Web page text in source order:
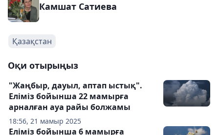
Камшат Сатиева
Қазақстан
Оқи отырыңыз
18:56, 21 мамыр 2025
"Жаңбыр, дауыл, аптап ыстық".
Еліміз бойынша 22 мамырға
арналған ауа райы болжамы
Еліміз бойынша 6 мамырға